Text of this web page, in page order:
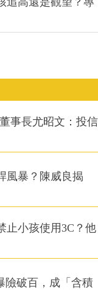
事長尤昭文：投信
風暴？陳威良揭
止小孩使用3C？他
險破百，成「含積